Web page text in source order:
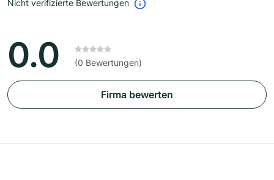
Nicht verifizierte Bewertungen
0.0 (0 Bewertungen)
Firma bewerten